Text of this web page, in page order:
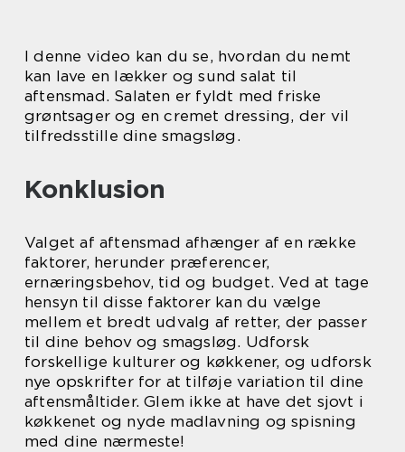
I denne video kan du se, hvordan du nemt
kan lave en lækker og sund salat til
aftensmad. Salaten er fyldt med friske
grøntsager og en cremet dressing, der vil
tilfredsstille dine smagsløg.
Konklusion
Valget af aftensmad afhænger af en række
faktorer, herunder præferencer,
ernæringsbehov, tid og budget. Ved at tage
hensyn til disse faktorer kan du vælge
mellem et bredt udvalg af retter, der passer
til dine behov og smagsløg. Udforsk
forskellige kulturer og køkkener, og udforsk
nye opskrifter for at tilføje variation til dine
aftensmåltider. Glem ikke at have det sjovt i
køkkenet og nyde madlavning og spisning
med dine nærmeste!